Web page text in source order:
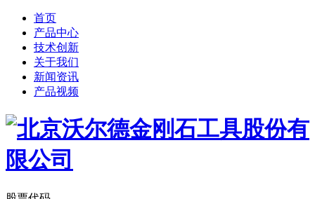
首页
产品中心
技术创新
关于我们
新闻资讯
产品视频